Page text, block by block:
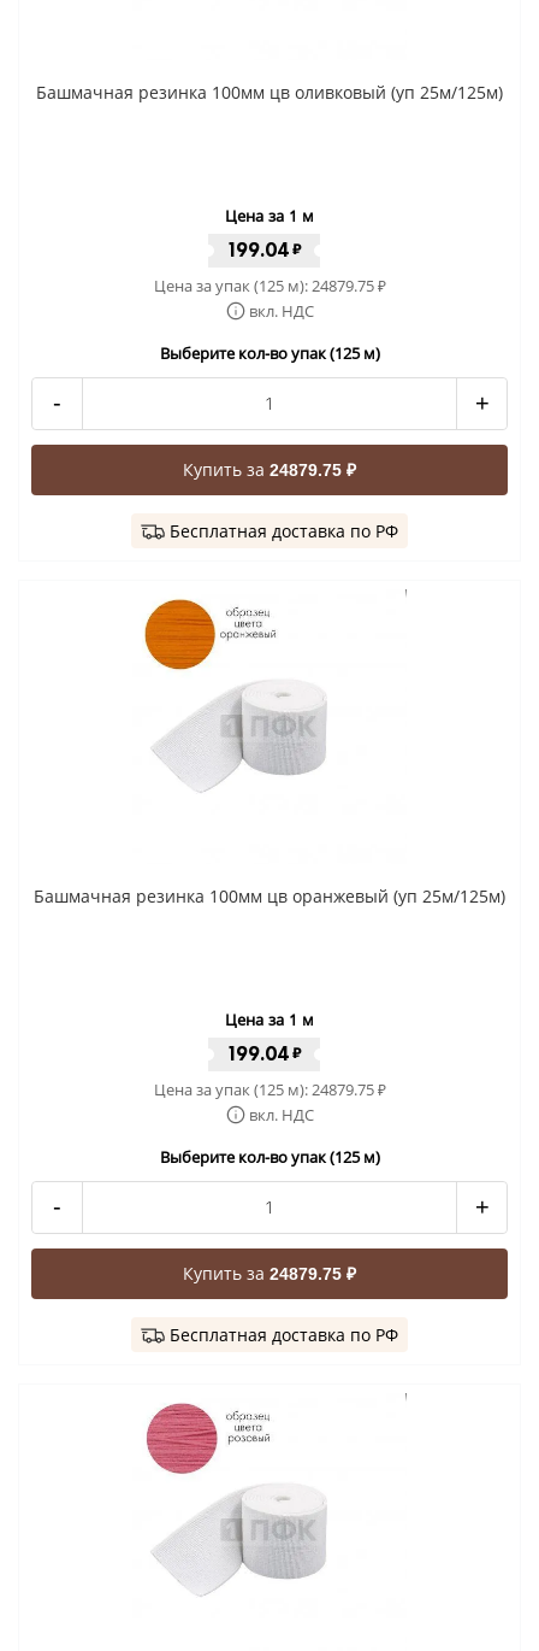
Башмачная резинка 100мм цв оливковый (уп 25м/125м)
Цена за 1 м
199.04 ₽
Цена за упак (125 м): 24879.75₽
вкл. НДС
Выберите кол-во упак (125 м)
- +
Купить за 24879.75 ₽
Бесплатная доставка по РФ
Башмачная резинка 100мм цв оранжевый (уп 25м/125м)
Цена за 1 м
199.04 ₽
Цена за упак (125 м):24879.75₽
вкл. НДС
Выберите кол-во упак (125 м)
- +
Купить за 24879.75 ₽
Бесплатная доставка по РФ